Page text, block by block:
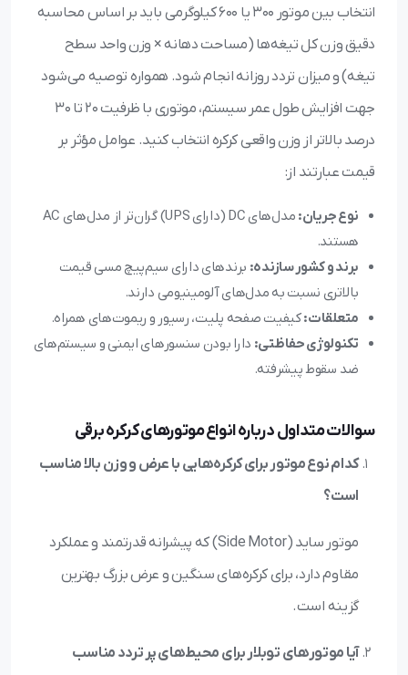
انتخاب بین موتور ۳۰۰ یا ۶۰۰ کیلوگرمی باید بر اساس محاسبه
دقیق وزن کل تیغه‌ها (مساحت دهانه × وزن واحد سطح
تیغه) و میزان تردد روزانه انجام شود. همواره توصیه می‌شود
جهت افزایش طول عمر سیستم، موتوری با ظرفیت ۲۰ تا ۳۰
درصد بالاتر از وزن واقعی کرکره انتخاب کنید. عوامل مؤثر بر
قیمت عبارتند از:
نوع جریان:
مدل‌های DC (دارای UPS) گران‌تر از مدل‌های AC
هستند.
برند و کشور سازنده: برندهای دارای سیم‌پیچ مسی قیمت
بالاتری نسبت به مدل‌های آلومینیومی دارند.
متعلقات:کیفیت صفحه پلیت، رسیور و ریموت‌های همراه.
تکنولوژی حفاظتی: دارا بودن سنسورهای ایمنی و سیستم‌های
ضد سقوط پیشرفته.
سوالات متداول درباره انواع موتورهای کرکره برقی
کدام نوع موتور برای کرکره‌هایی با عرض و وزن بالا مناسب
است؟
موتور ساید (Side Motor) که پیشرانه قدرتمند و عملکرد
مقاوم دارد، برای کرکره‌های سنگین و عرض بزرگ بهترین
گزینه است.
آیا موتورهای توبلار برای محیط‌های پر تردد مناسب